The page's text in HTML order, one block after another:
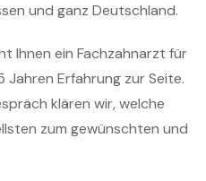
und ganz Deutschland.
Ihnen ein Fachzahnarzt für
Erfahrung zur Seite.
klären wir, welche
zum gewünschten und